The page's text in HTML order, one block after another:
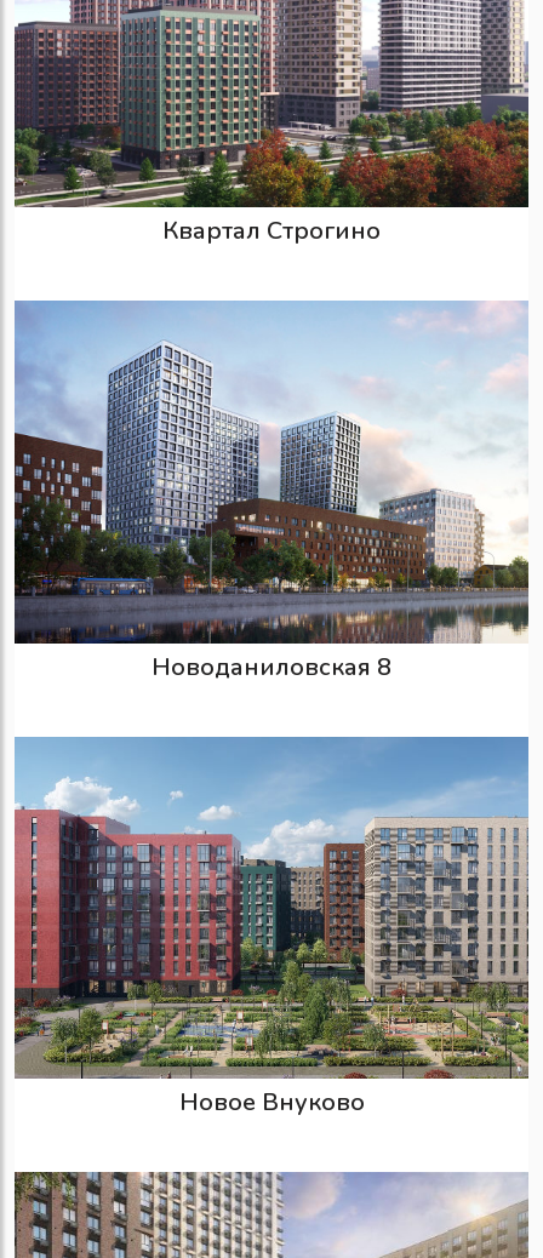
Квартал Строгино
Новоданиловская 8
Новое Внуково